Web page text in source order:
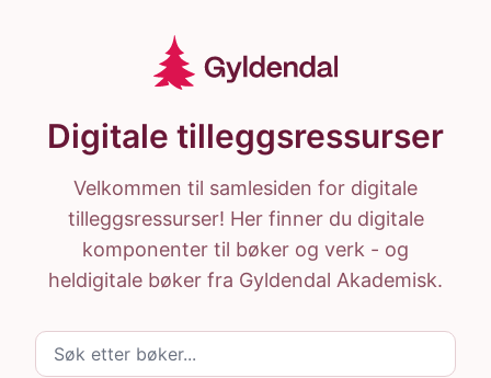
Digitale tilleggsressurser
Velkommen til samlesiden for digitale
tilleggsressurser! Her finner du digitale
komponenter til bøker og verk - og
heldigitale bøker fra Gyldendal Akademisk.
Søk etter bøker